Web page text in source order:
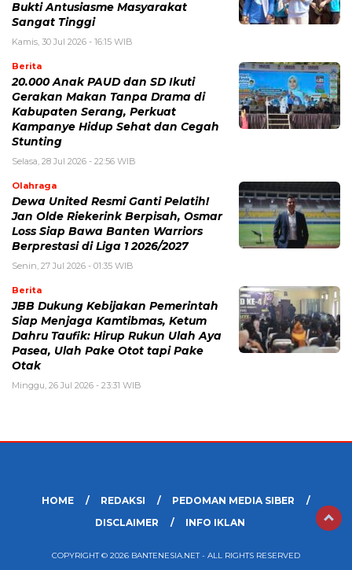
Bukti Antusiasme Masyarakat
Sangat Tinggi
Kamis, 30 Jul 2026 - 16:15 WIB
Berita
20.000 Anak PAUD dan SD Ikuti
Gerakan Makan Tanpa Drama di
Kabupaten Serang, Perkuat
Kampanye Hidup Sehat dan Cegah
Stunting
Selasa, 28 Jul 2026 - 22:56 WIB
Olahraga
Dewa United Resmi Ganti Pelatih!
Jan Olde Riekerink Berpisah, Osmar
Loss Siap Bawa Banten Warriors
Berprestasi di Liga 1 2026/2027
Senin, 27 Jul 2026 - 01:35 WIB
Berita
JBB Dukung Kebijakan Pemerintah
Siap Menjaga Kamtibmas, Ketum
Dahru Taufik: Hirup Rukun Ulah Aya
Pasea, Ulah Pake Otot tapi Pake
Otak
Minggu, 26 Jul 2026 - 23:31 WIB
HOME REDAKSI
PEDOMAN MEDIA SIBER
DISCLAIMER
INFO IKLAN
COPYRIGHT © 2026 BANTENESIA.NET - ALL RIGHTS RESERVED